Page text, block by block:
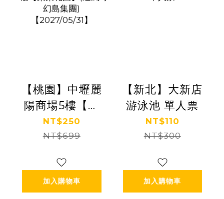
【桃園】中壢麗
陽商場5樓【朵
朵花園】(追風奇
幻島集團)
NT$250
NT$699
加入購物車
【新北】大新店
游泳池 單人票
NT$110
NT$300
加入購物車